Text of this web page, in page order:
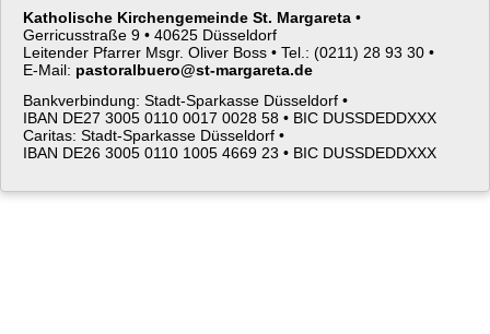
Katholische Kirchengemeinde St. Margareta •
Gerricusstraße 9 • 40625 Düsseldorf
Leitender Pfarrer Msgr. Oliver Boss • Tel.: (0211) 28 93 30 •
E-Mail: pastoralbuero@st-margareta.de
Bankverbindung: Stadt-Sparkasse Düsseldorf •
IBAN DE27 3005 0110 0017 0028 58 • BIC DUSSDEDDXXX
Caritas: Stadt-Sparkasse Düsseldorf •
IBAN DE26 3005 0110 1005 4669 23 • BIC DUSSDEDDXXX